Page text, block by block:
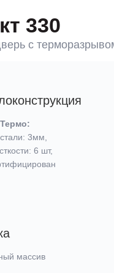
330
c
3мм,
6 шт,
массив